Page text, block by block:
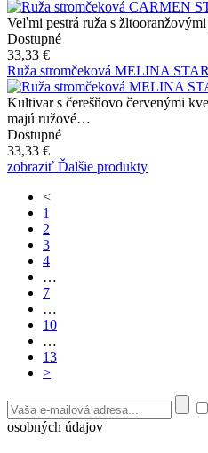
Veľmi pestrá ruža s
Dostupné
33,33 €
Ruža stromčeková MELINA
Kultivar s čerešňovo červenými
majú ružové…
Dostupné
33,33 €
zobraziť Ďalšie produkty
<
1
2
3
4
…
7
…
10
…
13
>
osobných údajov